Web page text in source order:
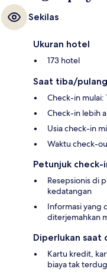
Sekilas
Ukuran hotel
173 hotel
Saat tiba/pulang
Check-in mulai:
Check-in lebih
Usia check-in
Waktu check-
Petunjuk check-
Resepsionis di
kedatangan
Informasi yang
diterjemahkan
Diperlukan saat
Kartu kredit,
biaya tak